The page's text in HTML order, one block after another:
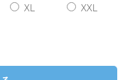
XL XXL